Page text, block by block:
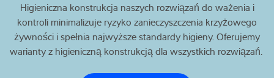
Higieniczna konstrukcja naszych rozwiązań do ważenia i
kontroli minimalizuje ryzyko zanieczyszczenia krzyżowego
żywności i spełnia najwyższe standardy higieny. Oferujemy
warianty z higieniczną konstrukcją dla wszystkich rozwiązań.